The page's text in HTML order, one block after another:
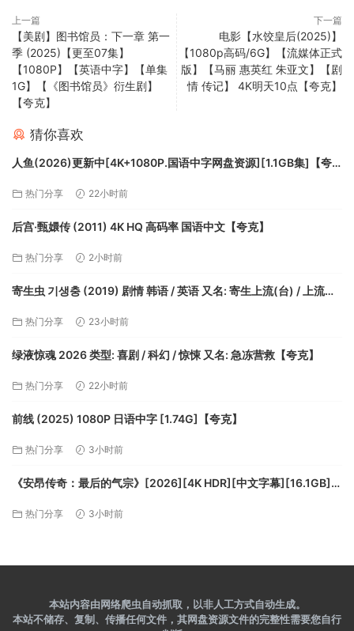
上一篇
【美剧】图书馆员：下一章 第一
季 (2025)【更至07集】
【1080P】【英语中字】【单集
1G】【《图书馆员》衍生剧】
【夸克】
下一篇
电影【水饺皇后(2025)】
【1080p高码/6G】【流媒体正式
版】【马丽 惠英红 朱亚文】【剧
情 传记】 4K明天10点【夸克】
猜你喜欢
人鱼(2026)更新中[4K+1080P.国语中字网盘资源][1.1GB集]【夸
热门分享 22小时前
后宫·甄嬛传 (2011) 4K HQ 高码率 国语中文【夸克】
热门分享 2小时前
寄生虫 기생충 (2019) 剧情 韩语 / 英语 又名: 寄生上流(台) / 上流寄
热门分享 23小时前
绿液惊魂 2026 类型: 喜剧 / 科幻 / 惊悚 又名: 急冻营救【夸克】
热门分享 22小时前
前线 (2025) 1080P 日语中字 [1.74G]【夸克】
热门分享 3小时前
《安昂传奇：最后的气宗》[2026][4K HDR][中文字幕][16.1GB]
热门分享 3小时前
本站内容由网络爬虫自动抓取，以非人工方式自动生成。
本站不储存、复制、传播任何文件，其网盘资源文件的完整性需要您自行